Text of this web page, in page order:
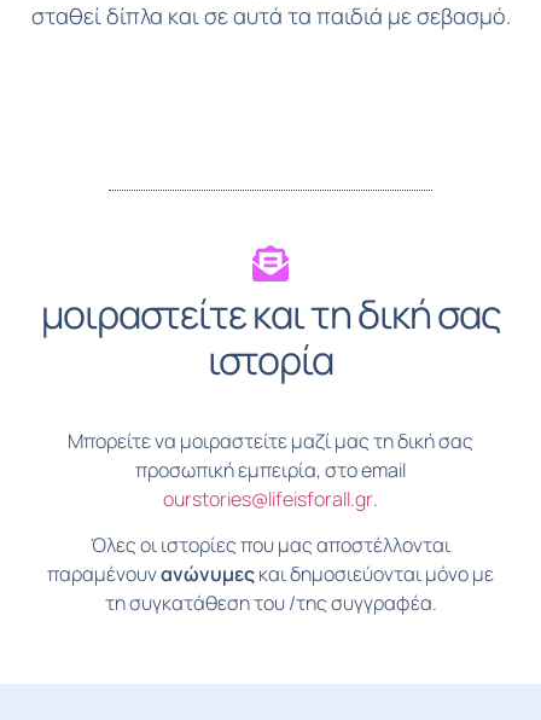
σταθεί δίπλα και σε αυτά τα παιδιά με σεβασμό.
μοιραστείτε και τη δική σας
ιστορία
Μπορείτε να μοιραστείτε μαζί μας τη δική σας
προσωπική εμπειρία, στο email
ourstories@lifeisforall.gr.
Όλες οι ιστορίες που μας αποστέλλονται
παραμένουνανώνυμεςκαι δημοσιεύονται μόνο με
τη συγκατάθεση του /της συγγραφέα.